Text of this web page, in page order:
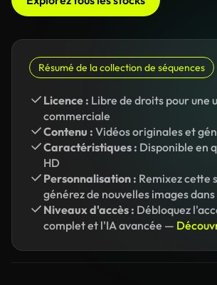
Résumé de la collection de séquences
Licence : Libre de droits pour une
commerciale
Contenu : Vidéos originales et
Caractéristiques : Disponible en
HD
Personnalisation : Remixez cette
générez de nouvelles images dans
Niveaux d'accès : Débloquez
complet et l'IA avancée —